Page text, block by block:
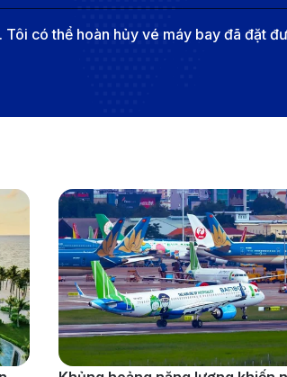
. Tôi có thể hoàn hủy vé máy bay đã đặt